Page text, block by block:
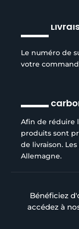
Le numéro de
votre
Afin de réduire
produits sont
de livraison.
Allemagne.
Bénéficiez
accédez à